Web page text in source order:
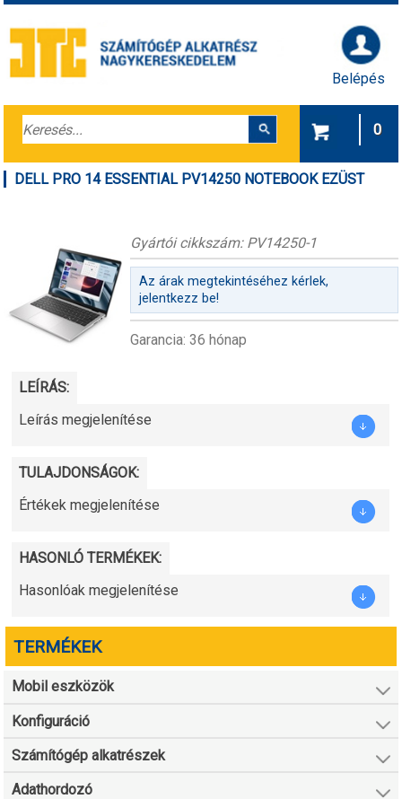
Belépés
0
DELL PRO 14 ESSENTIAL PV14250 NOTEBOOK EZÜST
Gyártói cikkszám: PV14250-1
Az árak megtekintéséhez kérlek,
jelentkezz be!
Garancia: 36 hónap
LEÍRÁS:
Leírás megjelenítése
TULAJDONSÁGOK:
Értékek megjelenítése
HASONLÓ TERMÉKEK:
Hasonlóak megjelenítése
TERMÉKEK
Mobil eszközök
Konfiguráció
Számítógép alkatrészek
Adathordozó